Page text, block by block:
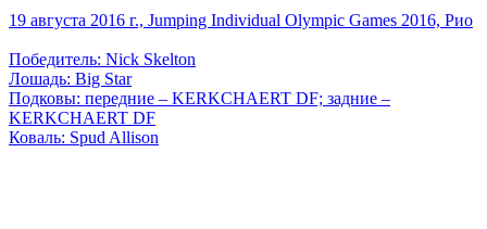
19 августа 2016 г., Jumping Individual Olympic Games 2016, Рио
Победитель: Nick Skelton
Лошадь: Big Star
Подковы: передние – KERKCHAERT DF; задние –
KERKCHAERT DF
Коваль: Spud Allison